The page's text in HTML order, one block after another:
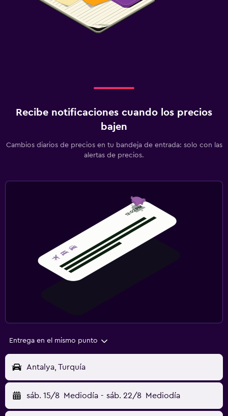
Recibe notificaciones cuando los precios
bajen
Cambios diarios de precios en tu bandeja de entrada: solo con las
alertas de precios.
Entrega en el mismo punto
Antalya, Turquía
sáb. 15/8 Mediodía - sáb. 22/8 Mediodía